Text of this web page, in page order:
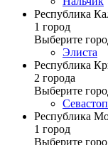
Республика
1 город
Выберите
Элиста
Республика
2 города
Выберите
Республика
1 город
Выберите